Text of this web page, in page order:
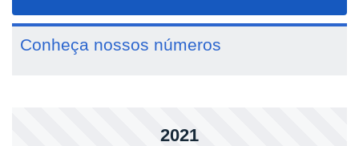
Conheça nossos números
2021